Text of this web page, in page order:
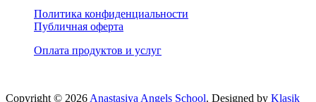
Политика конфиденциальности
Публичная оферта
Оплата продуктов и услуг
Copyright © 2026 Anastasiya Angels School. Designed by Klasik